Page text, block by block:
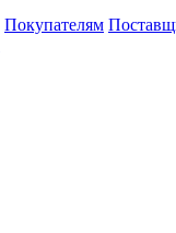
Покупателям